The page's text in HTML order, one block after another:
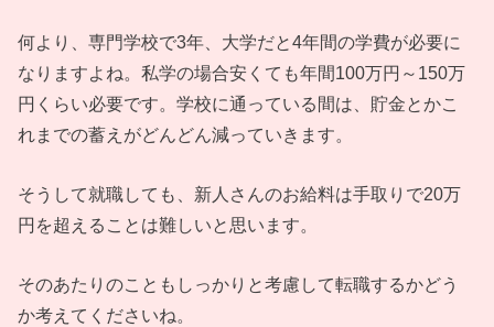
何より、専門学校で3年、大学だと4年間の学費が必要に
なりますよね。私学の場合安くても年間100万円～150万
円くらい必要です。学校に通っている間は、貯金とかこ
れまでの蓄えがどんどん減っていきます。
そうして就職しても、新人さんのお給料は手取りで20万
円を超えることは難しいと思います。
そのあたりのこともしっかりと考慮して転職するかどう
か考えてくださいね。